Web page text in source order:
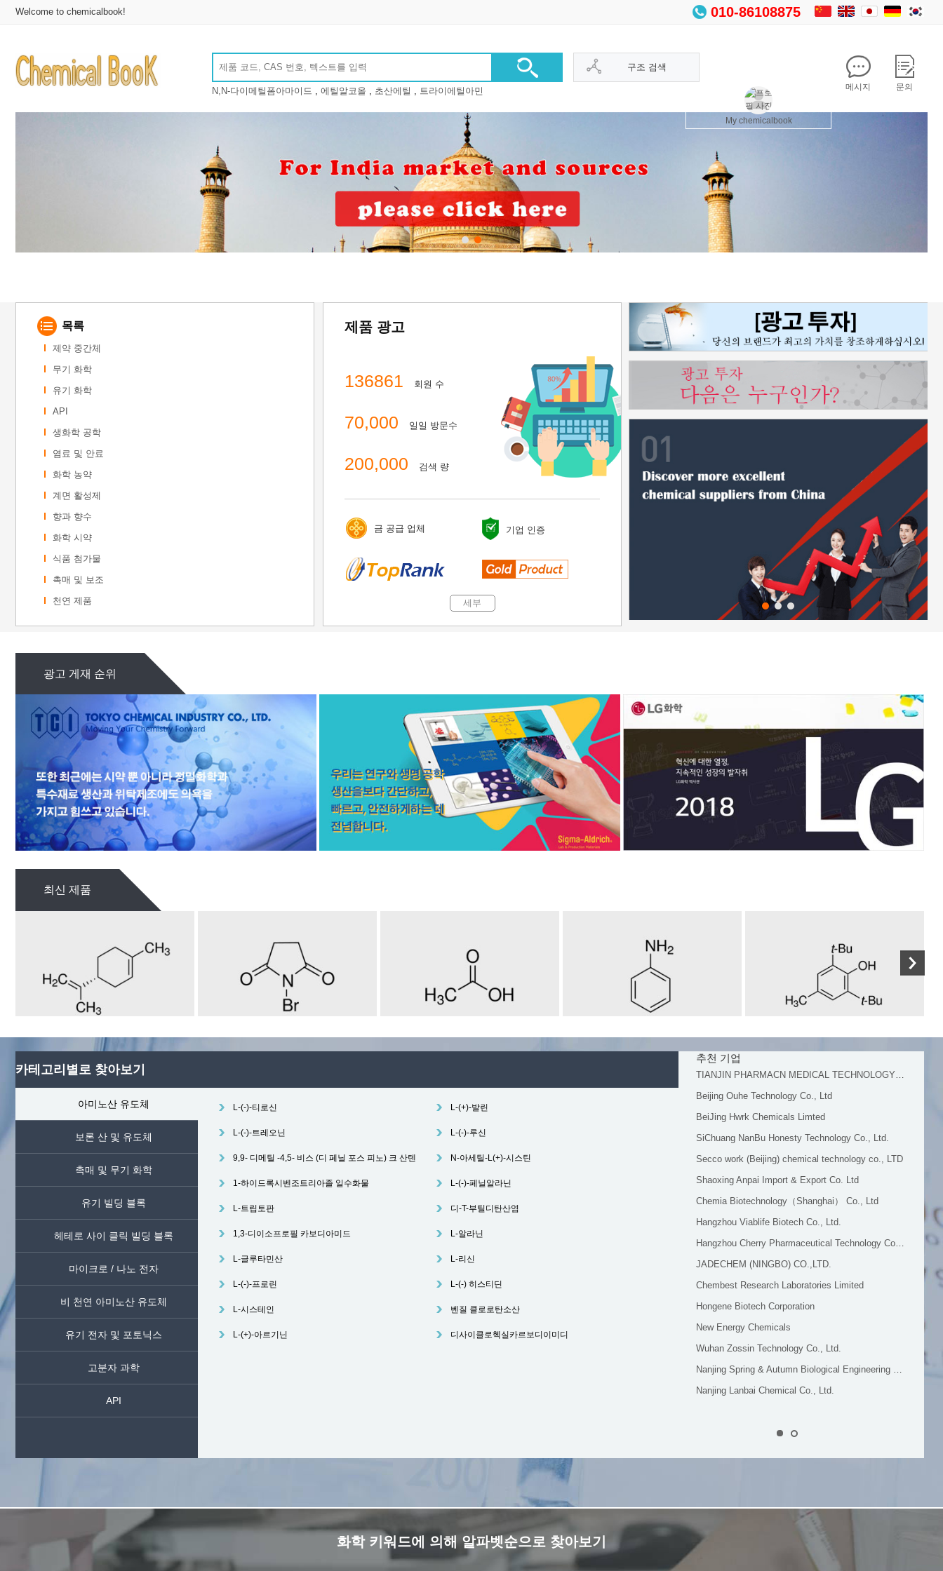
Welcome to chemicalbook! 010-86108875
N,N-다이메틸폼아마이드 에틸알코올 초산에틸 트라이에틸아민
구조 검색
문의
메시지
My chemicalbook
1 2
목록
제약 중간체
무기 화학
유기 화학
API
생화학 공학
염료 및 안료
화학 농약
계면 활성제
향과 향수
화학 시약
식품 첨가물
촉매 및 보조
천연 제품
1
2 3
제품 광고
136861 회원 수
70,000 일일 방문수
200,000 검색 량
금 공급 업체 기업 인증
광고 게재 순위
최신 제품
카테고리별로 찾아보기
아미노산 유도체 L-(-)-티로신 L-(+)-발린
L-(-)-트레오닌 L-(-)-루신
9,9- 디메틸 -4,5- 비스 (디 페닐 포스 피노) 크 산텐 N-아세틸-L(+)-시스틴
1-하이드록시벤조트리아졸 일수화물 L-(-)-페닐알라닌
L-트립토판 디-T-부틸디탄산염
1,3-디이소프로필 카보디아미드 L-알라닌
L-글루타민산 L-리신
L-(-)-프로린 L-(-) 히스티딘
L-시스테인 벤질 클로로탄소산
L-(+)-아르기닌 디사이클로헥실카르보디이미디
보론 산 및 유도체
촉매 및 무기 화학
유기 빌딩 블록
헤테로 사이 클릭 빌딩 블록
마이크로 / 나노 전자
비 천연 아미노산 유도체
유기 전자 및 포토닉스
고분자 과학
API
추천 기업
TIANJIN PHARMACN MEDICAL TECHNOLOGY CO.,LTD.
Beijing Ouhe Technology Co., Ltd
BeiJing Hwrk Chemicals Limted
SiChuang NanBu Honesty Technology Co., Ltd.
Secco work (Beijing) chemical technology co., LTD
Shaoxing Anpai Import & Export Co. Ltd
Chemia Biotechnology（Shanghai） Co., Ltd
Hangzhou Viablife Biotech Co., Ltd.
Hangzhou Cherry Pharmaceutical Technology Co.,ltd
JADECHEM (NINGBO) CO.,LTD.
Chembest Research Laboratories Limited
Hongene Biotech Corporation
New Energy Chemicals
Wuhan Zossin Technology Co., Ltd.
Nanjing Spring & Autumn Biological Engineering Co., Ltd.
Nanjing Lanbai Chemical Co., Ltd.
화학 키워드에 의해 알파벳순으로 찾아보기